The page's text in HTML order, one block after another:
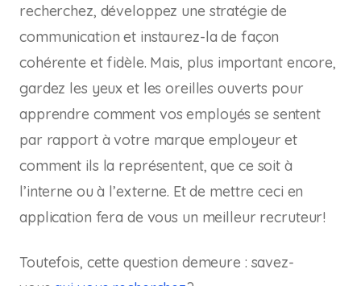
recherchez, développez une stratégie de
communication et instaurez-la de façon
cohérente et fidèle. Mais, plus important encore,
gardez les yeux et les oreilles ouverts pour
apprendre comment vos employés se sentent
par rapport à votre marque employeur et
comment ils la représentent, que ce soit à
l’interne ou à l’externe. Et de mettre ceci en
application fera de vous un meilleur recruteur!
Toutefois, cette question demeure : savez-